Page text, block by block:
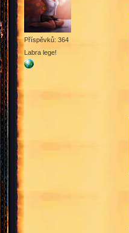
Příspěvků: 364
Labra lege!